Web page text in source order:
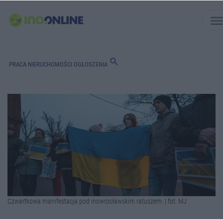
PRACA NIERUCHOMOŚCI OGŁOSZENIA search
Czwartkowa manifestacja pod inowrocławskim ratuszem. | fot. MJ